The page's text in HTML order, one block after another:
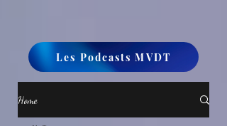
Les Podcasts MVDT
Home